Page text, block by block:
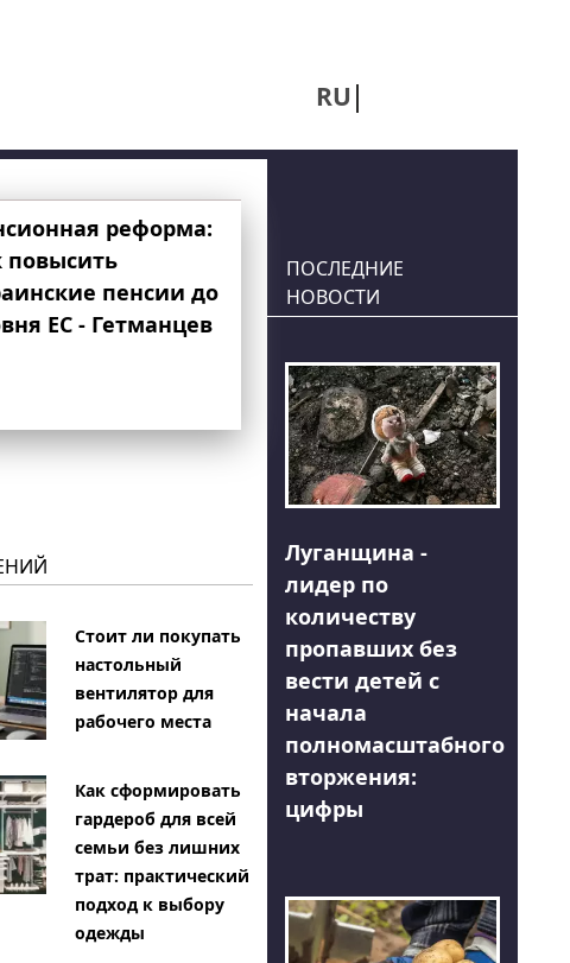
RU
реформа:
повысить
пенсии до
ЕС - Гетманцев
Стоит ли покупать
настольный
вентилятор для
рабочего места
Как сформировать
гардероб для всей
семьи без лишних
трат: практический
подход к выбору
одежды
ПОСЛЕДНИЕ
НОВОСТИ
Луганщина -
лидер по
количеству
пропавших без
вести детей с
начала
полномасштабного
вторжения:
цифры